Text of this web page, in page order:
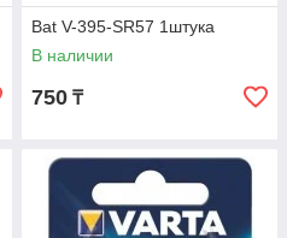
Bat V-395-SR57 1штука
В наличии
750 ₸